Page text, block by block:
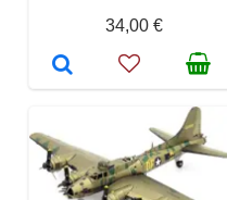
34,00 €